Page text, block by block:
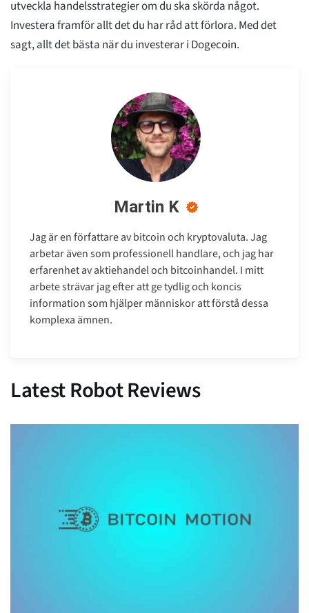
utveckla handelsstrategier om du ska skörda något.
Investera framför allt det du har råd att förlora. Med det
sagt, allt det bästa när du investerar i Dogecoin.
Martin K
Jag är en författare av bitcoin och kryptovaluta. Jag
arbetar även som professionell handlare, och jag har
erfarenhet av aktiehandel och bitcoinhandel. I mitt
arbete strävar jag efter att ge tydlig och koncis
information som hjälper människor att förstå dessa
komplexa ämnen.
Latest Robot Reviews